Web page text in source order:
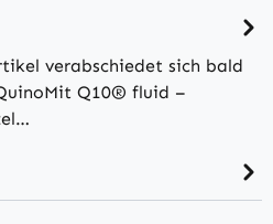
verabschiedet sich bald
Q10® fluid –